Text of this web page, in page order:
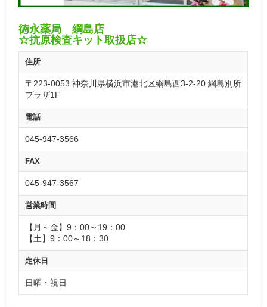
徳永薬局 綱島店
☆抗原検査キット取扱店☆
住所
〒223-0053 神奈川県横浜市港北区綱島西3-2-20 綱島別所
プラザ1F
電話
045-947-3566
FAX
045-947-3567
営業時間
【月～金】9：00～19：00
【土】9：00～18：30
定休日
日曜・祝日